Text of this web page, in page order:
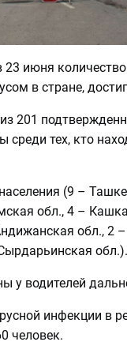
июня
в стране,
201
среди тех, кто
(9 –
обл., 4 –
обл., 2 –
обл.).
у водителей
инфекции в
человек.